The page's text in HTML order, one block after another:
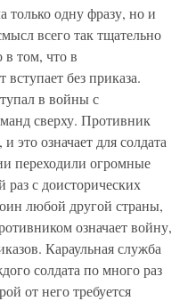
только одну фразу, но и
всего так тщательно
в том, что в
без приказа.
в войны с
сверху. Противник
это означает для солдата
переходили огромные
с доисторических
любой другой страны,
означает войну,
Караульная служба
солдата по много раз
от него требуется